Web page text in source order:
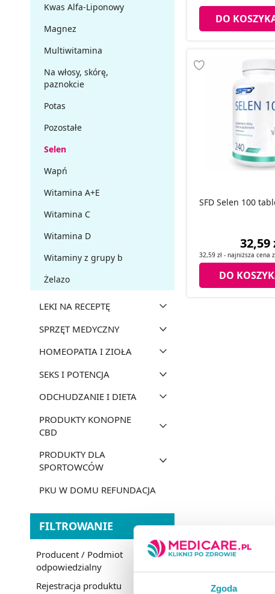
Zgoda
Kwas Alfa-Liponowy
Magnez
Multiwitamina
Na włosy, skórę,
paznokcie
Potas
Pozostałe
Selen
Wapń
Witamina A+E
Witamina C
Witamina D
Witaminy z grupy b
Żelazo
LEKI NA RECEPTĘ
SPRZĘT MEDYCZNY
HOMEOPATIA I ZIOŁA
SEKS I POTENCJA
ODCHUDZANIE I DIETA
PRODUKTY KONOPNE
CBD
PRODUKTY DLA
SPORTOWCÓW
PKU W DOMU REFUNDACJA
FILTROWANIE
Producent / Podmiot
odpowiedzialny
Rejestracja produktu
DO
SFD Selen 100
32,59
32,59 zł - najniższa cena z
DO